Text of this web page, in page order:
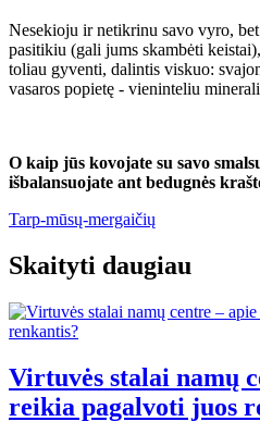
Nesekioju ir netikrinu savo vyro,
pasitikiu (gali jums skambėti
toliau gyventi, dalintis viskuo:
vasaros popietę - vieninteliu
O kaip jūs kovojate su savo
išbalansuojate ant bedugnės
Tarp-mūsų-mergaičių
Skaityti daugiau
Virtuvės stalai namų
reikia pagalvoti juos